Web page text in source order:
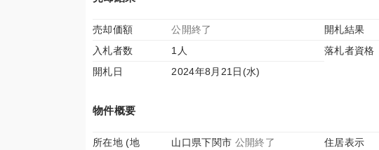
売却価額 公開終了 開札結果
入札者数
1人 落札者資格
開札日
2024年8月21日(水)
物件概要
所在地 (地
山口県下関市 公開終了 住居表示